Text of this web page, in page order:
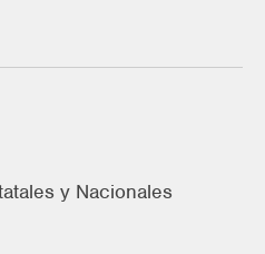
y Nacionales